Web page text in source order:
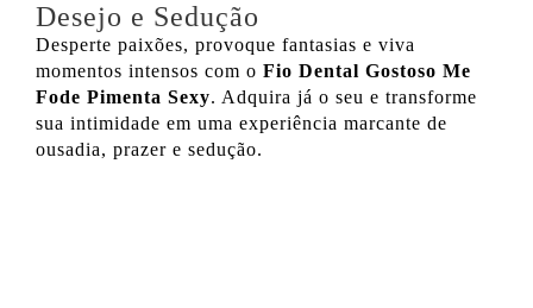
Desejo e Sedução
Desperte paixões, provoque fantasias e viva
momentos intensos com o Fio Dental Gostoso Me
Fode Pimenta Sexy. Adquira já o seu e transforme
sua intimidade em uma experiência marcante de
ousadia, prazer e sedução.